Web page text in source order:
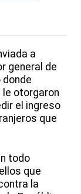
a
general de
otorgaron
el ingreso
que
todo
que
la